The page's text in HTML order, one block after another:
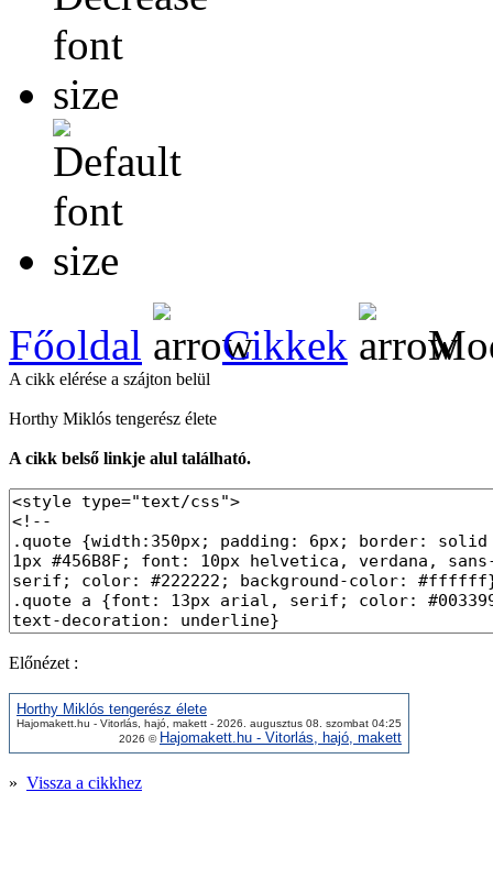
Főoldal Cikkek
A cikk elérése a szájton belül
Horthy Miklós tengerész élete
A cikk belső linkje alul található.
Előnézet :
Horthy Miklós tengerész élete
Hajomakett.hu - Vitorlás, hajó, makett - 2026. augusztus 08. szombat 04:25
2026 © Hajomakett.hu - Vitorlás, hajó, makett
» Vissza a cikkhez